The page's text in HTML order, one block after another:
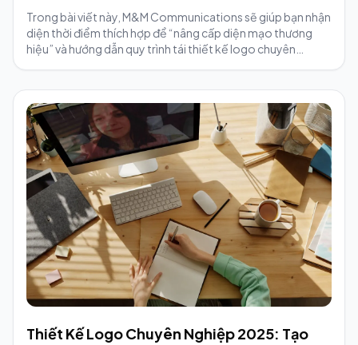
Trong bài viết này, M&M Communications sẽ giúp bạn nhận
diện thời điểm thích hợp để “nâng cấp diện mạo thương
hiệu” và hướng dẫn quy trình tái thiết kế logo chuyên
Thiết Kế Logo Chuyên Nghiệp 2025: Tạo